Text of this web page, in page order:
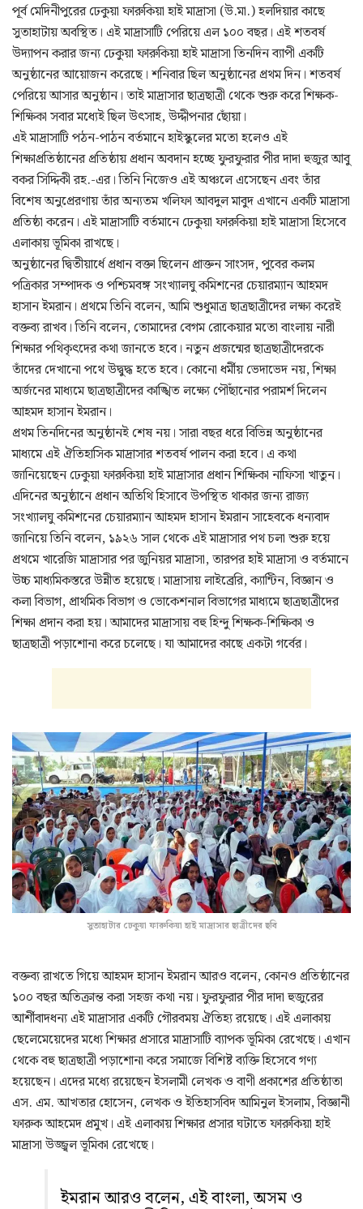
পূর্ব মেদিনীপুরের ঢেকুয়া ফারুকিয়া হাই মাদ্রাসা (উ.মা.) হলদিয়ার কাছে
সুতাহাটায় অবস্থিত। এই মাদ্রাসাটি পেরিয়ে এল ১০০ বছর। এই শতবর্ষ
উদ্যাপন করার জন্য ঢেকুয়া ফারুকিয়া হাই মাদ্রাসা তিনদিন ব্যাপী একটি
অনুষ্ঠানের আয়োজন করেছে। শনিবার ছিল অনুষ্ঠানের প্রথম দিন। শতবর্ষ
পেরিয়ে আসার অনুষ্ঠান। তাই মাদ্রাসার ছাত্রছাত্রী থেকে শুরু করে শিক্ষক-
শিক্ষিকা সবার মধ্যেই ছিল উৎসাহ, উদ্দীপনার ছোঁয়া।
এই মাদ্রাসাটি পঠন-পাঠন বর্তমানে হাইস্কুলের মতো হলেও এই
শিক্ষাপ্রতিষ্ঠানের প্রতিষ্ঠায় প্রধান অবদান হচ্ছে ফুরফুরার পীর দাদা হুজুর আবু
বকর সিদ্দিকী রহ.-এর। তিনি নিজেও এই অঞ্চলে এসেছেন এবং তাঁর
বিশেষ অনুপ্রেরণায় তাঁর অন্যতম খলিফা আবদুল মাবুদ এখানে একটি মাদ্রাসা
প্রতিষ্ঠা করেন। এই মাদ্রাসাটি বর্তমানে ঢেকুয়া ফারুকিয়া হাই মাদ্রাসা হিসেবে
এলাকায় ভূমিকা রাখছে।
অনুষ্ঠানের দ্বিতীয়ার্ধে প্রধান বক্তা ছিলেন প্রাক্তন সাংসদ, পুবের কলম
পত্রিকার সম্পাদক ও পশ্চিমবঙ্গ সংখ্যালঘু কমিশনের চেয়ারম্যান আহমদ
হাসান ইমরান। প্রথমে তিনি বলেন, আমি শুধুমাত্র ছাত্রছাত্রীদের লক্ষ্য করেই
বক্তব্য রাখব। তিনি বলেন, তোমাদের বেগম রোকেয়ার মতো বাংলায় নারী
শিক্ষার পথিকৃৎদের কথা জানতে হবে। নতুন প্রজন্মের ছাত্রছাত্রীদেরকে
তাঁদের দেখানো পথে উদ্বুদ্ধ হতে হবে। কোনো ধর্মীয় ভেদাভেদ নয়, শিক্ষা
অর্জনের মাধ্যমে ছাত্রছাত্রীদের কাঙ্খিত লক্ষ্যে পৌঁছানোর পরামর্শ দিলেন
আহমদ হাসান ইমরান।
প্রথম তিনদিনের অনুষ্ঠানই শেষ নয়। সারা বছর ধরে বিভিন্ন অনুষ্ঠানের
মাধ্যমে এই ঐতিহাসিক মাদ্রাসার শতবর্ষ পালন করা হবে। এ কথা
জানিয়েছেন ঢেকুয়া ফারুকিয়া হাই মাদ্রাসার প্রধান শিক্ষিকা নাফিসা খাতুন।
এদিনের অনুষ্ঠানে প্রধান অতিথি হিসাবে উপস্থিত থাকার জন্য রাজ্য
সংখ্যালঘু কমিশনের চেয়ারম্যান আহমদ হাসান ইমরান সাহেবকে ধন্যবাদ
জানিয়ে তিনি বলেন, ১৯২৬ সাল থেকে এই মাদ্রাসার পথ চলা শুরু হয়ে
প্রথমে খারেজি মাদ্রাসার পর জুনিয়র মাদ্রাসা, তারপর হাই মাদ্রাসা ও বর্তমানে
উচ্চ মাধ্যমিকস্তরে উন্নীত হয়েছে। মাদ্রাসায় লাইব্রেরি, ক্যান্টিন, বিজ্ঞান ও
কলা বিভাগ, প্রাথমিক বিভাগ ও ভোকেশনাল বিভাগের মাধ্যমে ছাত্রছাত্রীদের
শিক্ষা প্রদান করা হয়। আমাদের মাদ্রাসায় বহু হিন্দু শিক্ষক-শিক্ষিকা ও
ছাত্রছাত্রী পড়াশোনা করে চলেছে। যা আমাদের কাছে একটা গর্বের।
সুতাহাটার ঢেকুয়া ফারুকিয়া হাই মাদ্রাসার ছাত্রীদের ছবি
বক্তব্য রাখতে গিয়ে আহমদ হাসান ইমরান আরও বলেন, কোনও প্রতিষ্ঠানের
১০০ বছর অতিক্রান্ত করা সহজ কথা নয়। ফুরফুরার পীর দাদা হুজুরের
আর্শীবাদধন্য এই মাদ্রাসার একটি গৌরবময় ঐতিহ্য রয়েছে। এই এলাকায়
ছেলেমেয়েদের মধ্যে শিক্ষার প্রসারে মাদ্রাসাটি ব্যাপক ভূমিকা রেখেছে। এখান
থেকে বহু ছাত্রছাত্রী পড়াশোনা করে সমাজে বিশিষ্ট ব্যক্তি হিসেবে গণ্য
হয়েছেন। এদের মধ্যে রয়েছেন ইসলামী লেখক ও বাণী প্রকাশের প্রতিষ্ঠাতা
এস. এম. আখতার হোসেন, লেখক ও ইতিহাসবিদ আমিনুল ইসলাম, বিজ্ঞানী
ফারুক আহমেদ প্রমুখ। এই এলাকায় শিক্ষার প্রসার ঘটাতে ফারুকিয়া হাই
মাদ্রাসা উজ্জ্বল ভূমিকা রেখেছে।
ইমরান আরও বলেন, এই বাংলা, অসম ও